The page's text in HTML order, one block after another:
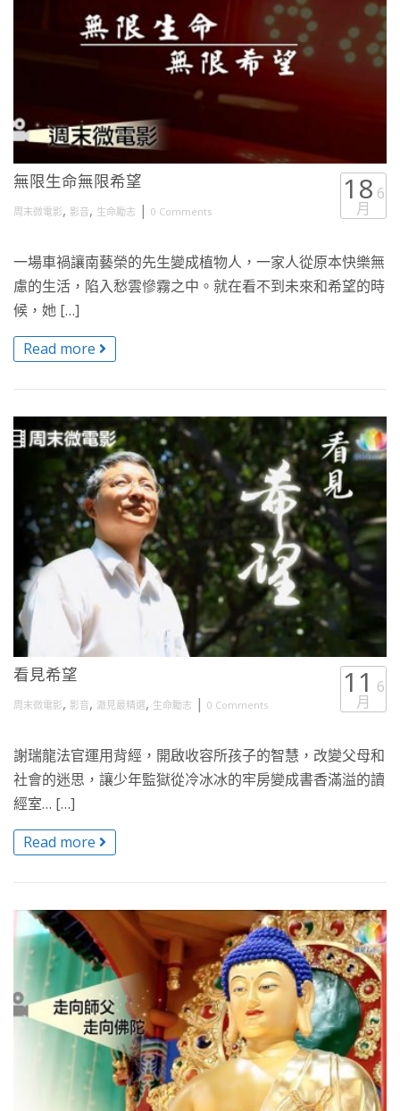
無限生命無限希望
周末微電影, 影音, 生命勵志 | 0 Comments
18 6
月
一場車禍讓南藝榮的先生變成植物人，一家人從原本快樂無
慮的生活，陷入愁雲慘霧之中。就在看不到未來和希望的時
候，她 […]
Read more
看見希望
周末微電影, 影音, 澈見最精選, 生命勵志 | 0 Comments
11 6
月
謝瑞龍法官運用背經，開啟收容所孩子的智慧，改變父母和
社會的迷思，讓少年監獄從冷冰冰的牢房變成書香滿溢的讀
經室… […]
Read more